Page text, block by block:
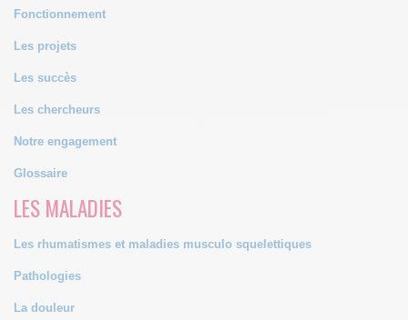
Fonctionnement
Les projets
Les succès
Les chercheurs
Notre engagement
Glossaire
LES MALADIES
Les rhumatismes et maladies musculo squelettiques
Pathologies
La douleur